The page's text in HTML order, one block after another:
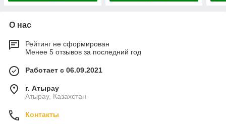
О нас
Рейтинг не сформирован
Менее 5 отзывов за последний год
Работает с 06.09.2021
г. Атырау
Атырау, Казахстан
Контакты